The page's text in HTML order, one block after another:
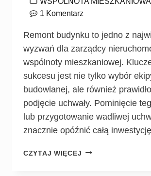
1 Komentarz
Remont budynku to jedno z
wyzwań dla zarządcy
wspólnoty mieszkaniowej.
sukcesu jest nie tylko wybór
budowlanej, ale również
podjęcie uchwały. Pominięcie
lub przygotowanie wadliwej
znacznie opóźnić całą
CZYTAJ WIĘCEJ